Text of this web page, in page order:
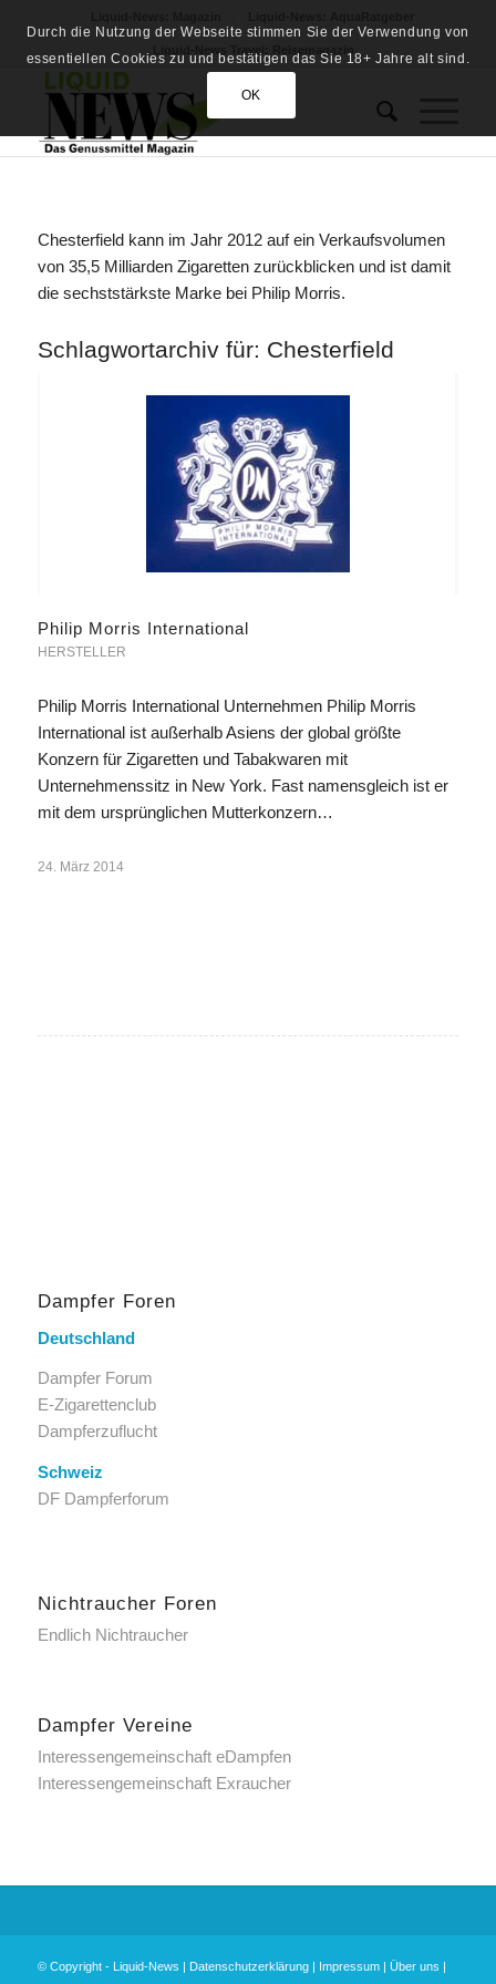
Chesterfield kann im Jahr 2012 auf ein Verkaufsvolumen
von 35,5 Milliarden Zigaretten zurückblicken und ist damit
die sechststärkste Marke bei Philip Morris.
Schlagwortarchiv für: Chesterfield
Philip Morris International
HERSTELLER
Philip Morris International Unternehmen Philip Morris
International ist außerhalb Asiens der global größte
Konzern für Zigaretten und Tabakwaren mit
Unternehmenssitz in New York. Fast namensgleich ist er
mit dem ursprünglichen Mutterkonzern…
24. März 2014
Dampfer Foren
Deutschland
Dampfer Forum
E-Zigarettenclub
Dampferzuflucht
Schweiz
DF Dampferforum
Nichtraucher Foren
Endlich Nichtraucher
Dampfer Vereine
Interessengemeinschaft eDampfen
Interessengemeinschaft Exraucher
© Copyright - Liquid-News | Datenschutzerklärung| Impressum| Über uns |
Durch die Nutzung der Webseite stimmen Sie der Verwendung von
essentiellen Cookies zu und bestätigen das Sie 18+ Jahre alt sind.
OK